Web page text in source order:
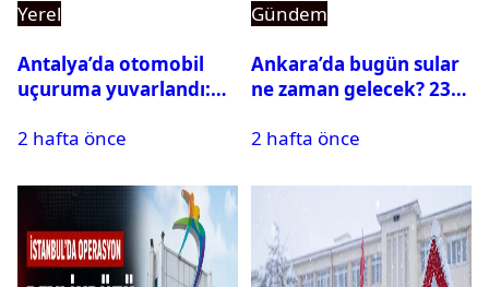
Yerel
Antalya’da otomobil
uçuruma yuvarlandı:
var
2 hafta önce
Gündem
Ankara’da bugün sular
ne zaman gelecek? 23
su kesintisi sorgulama
2 hafta önce